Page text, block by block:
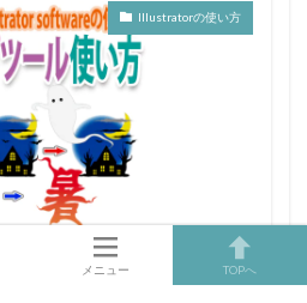
Illustratorの使い方
メニュー TOPへ